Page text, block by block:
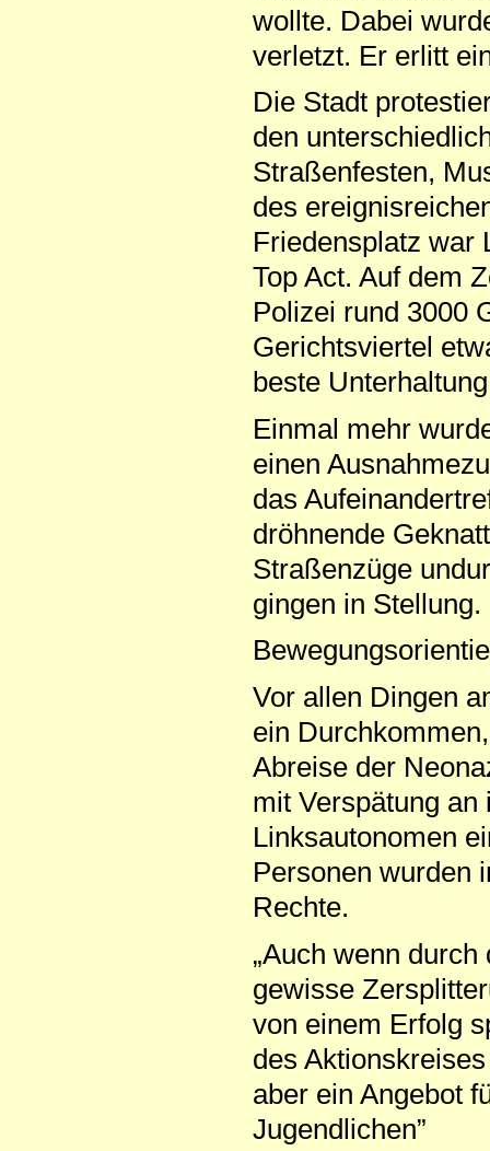
wollte. Dabei
verletzt. Er erlitt
Die Stadt
den
Straßenfesten,
des
Friedensplatz war
Top Act. Auf dem
Polizei rund 3000
Gerichtsviertel
beste
Einmal mehr
einen
das
dröhnende
Straßenzüge
gingen in Stellung.
Vor allen Dingen
ein
Abreise der
mit Verspätung
Linksautonomen
Personen wurden
Rechte.
„Auch wenn
gewisse
von einem Erfolg
des
aber ein Angebot
Jugendlichen”